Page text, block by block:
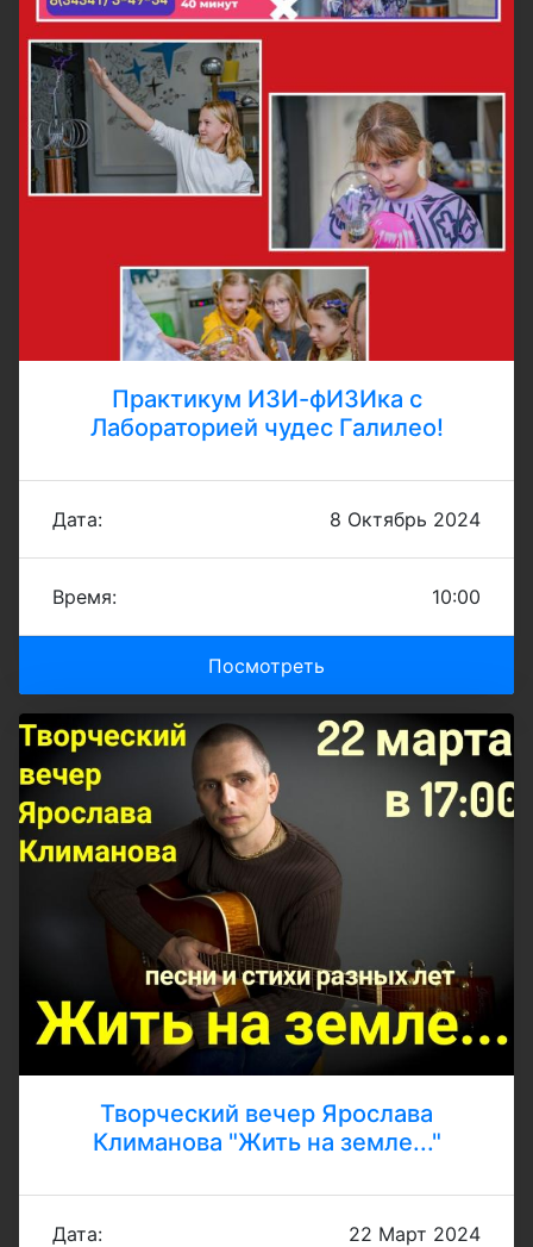
Практикум ИЗИ-фИЗИка с
Лабораторией чудес Галилео!
Дата: 8 Октябрь 2024
Время: 10:00
Посмотреть
Творческий вечер Ярослава
Климанова "Жить на земле..."
Дата: 22 Март 2024